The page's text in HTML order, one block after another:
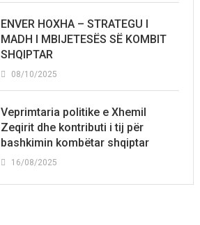
ENVER HOXHA – STRATEGU I
MADH I MBIJETESËS SË KOMBIT
SHQIPTAR
08/10/2025
Veprimtaria politike e Xhemil
Zeqirit dhe kontributi i tij për
bashkimin kombëtar shqiptar
16/08/2025